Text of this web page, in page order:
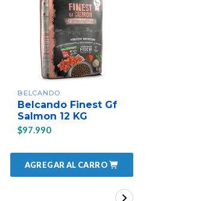
BELCANDO
Belcando Finest Gf
Salmon 12 KG
$97.990
AGREGAR AL CARRO